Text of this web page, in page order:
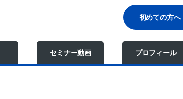
初めての方へ
セミナー動画 プロフィール